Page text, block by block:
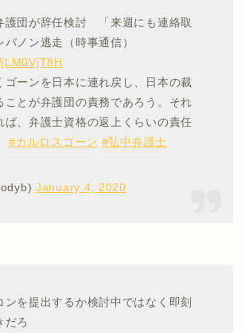
護団が辞任検討 「来週にも連絡取
ノン逃走（時事通信）
ゴーンを日本に連れ戻し、日本の裁
ことが弁護団の責務であろう。それ
ば、弁護士資格の返上くらいの責任
#カルロスゴーン #弘中弁護士
January 4, 2020
ンを提出するか検討中ではなく即刻
だろ